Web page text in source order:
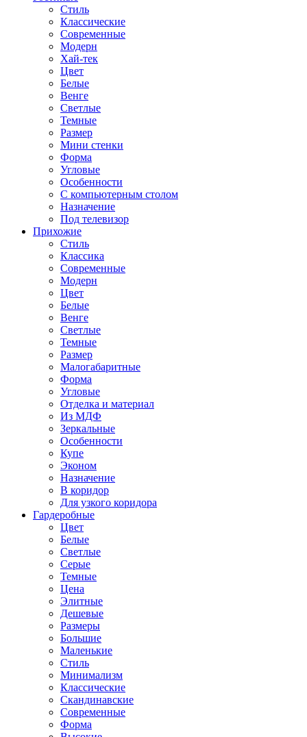
Стиль
Классические
Современные
Модерн
Хай-тек
Цвет
Белые
Венге
Светлые
Темные
Размер
Мини стенки
Форма
Угловые
Особенности
С компьютерным столом
Назначение
Под телевизор
Прихожие
Стиль
Классика
Современные
Модерн
Цвет
Белые
Венге
Светлые
Темные
Размер
Малогабаритные
Форма
Угловые
Отделка и материал
Из МДФ
Зеркальные
Особенности
Купе
Эконом
Назначение
В коридор
Для узкого коридора
Гардеробные
Цвет
Белые
Светлые
Серые
Темные
Цена
Элитные
Дешевые
Размеры
Большие
Маленькие
Стиль
Минимализм
Классические
Скандинавские
Современные
Форма